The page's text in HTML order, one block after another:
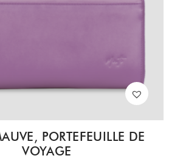
PORTEFEUILLE DE
VOYAGE